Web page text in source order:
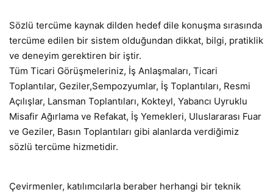
Sözlü tercüme kaynak dilden hedef dile konuşma sırasında
tercüme edilen bir sistem olduğundan dikkat, bilgi, pratiklik
ve deneyim gerektiren bir iştir.
Tüm Ticari Görüşmeleriniz, İş Anlaşmaları, Ticari
Toplantılar, Geziler,Sempozyumlar, İş Toplantıları, Resmi
Açılışlar, Lansman Toplantıları, Kokteyl, Yabancı Uyruklu
Misafir Ağırlama ve Refakat, İş Yemekleri, Uluslararası Fuar
ve Geziler, Basın Toplantıları gibi alanlarda verdiğimiz
sözlü tercüme hizmetidir.
Çevirmenler, katılımcılarla beraber herhangi bir teknik